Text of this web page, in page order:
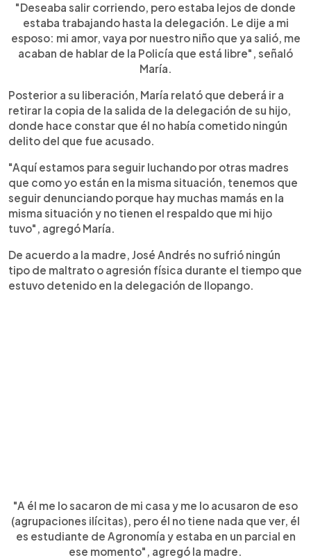
"Deseaba salir corriendo, pero estaba lejos de donde
estaba trabajando hasta la delegación. Le dije a mi
esposo: mi amor, vaya por nuestro niño que ya salió, me
acaban de hablar de la Policía que está libre", señaló
María.
Posterior a su liberación, María relató que deberá ir a
retirar la copia de la salida de la delegación de su hijo,
donde hace constar que él no había cometido ningún
delito del que fue acusado.
"Aquí estamos para seguir luchando por otras madres
que como yo están en la misma situación, tenemos que
seguir denunciando porque hay muchas mamás en la
misma situación y no tienen el respaldo que mi hijo
tuvo", agregó María.
De acuerdo a la madre, José Andrés no sufrió ningún
tipo de maltrato o agresión física durante el tiempo que
estuvo detenido en la delegación de Ilopango.
"A él me lo sacaron de mi casa y me lo acusaron de eso
(agrupaciones ilícitas), pero él no tiene nada que ver, él
es estudiante de Agronomía y estaba en un parcial en
ese momento", agregó la madre.